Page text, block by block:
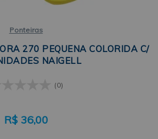
Ponteiras
270 PEQUENA COLORIDA C/
NAIGELL
(0)
R$ 36,00